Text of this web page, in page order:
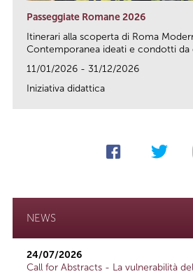
Passeggiate Romane 2026
Itinerari alla scoperta di Roma
Contemporanea ideati e condotti da
11/01/2026 - 31/12/2026
Iniziativa didattica
NEWS
24/07/2026
Call for Abstracts - La vulnerabilità